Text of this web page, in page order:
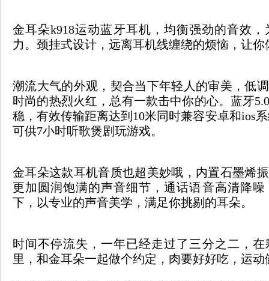
金耳朵k918运动蓝牙耳机，均衡强劲的音效
力。颈挂式设计，远离耳机线缠绕的烦恼，让
潮流大气的外观，契合当下年轻人的审美，低
时尚的热烈火红，总有一款击中你的心。蓝牙
稳，有效传输距离达到10米同时兼容安卓和ios
可供7小时听歌煲剧玩游戏。
金耳朵这款耳机音质也超美妙哦，内置石墨烯
更加圆润饱满的声音细节，通话语音高清降
下，以专业的声音美学，满足你挑剔的耳朵。
时间不停流失，一年已经走过了三分之二，
里，和金耳朵一起做个约定，肉要好好吃，运